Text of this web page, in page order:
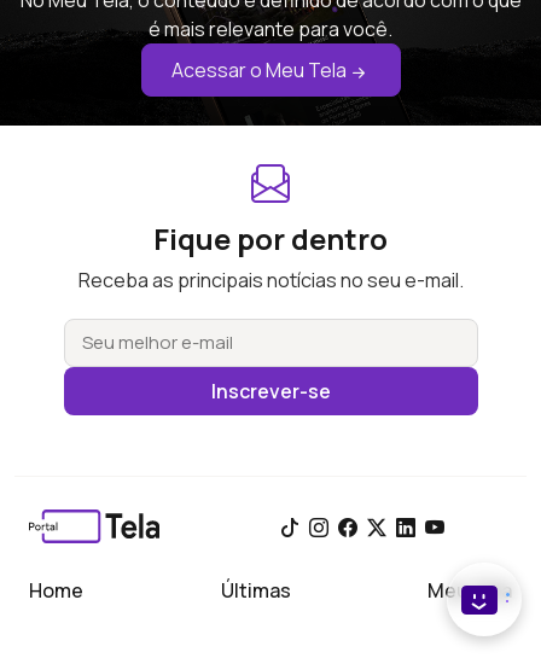
é mais relevante para você.
Acessar o Meu Tela
Fique por dentro
Receba as principais notícias no seu e-mail.
Inscrever-se
Home Últimas Meu Tela